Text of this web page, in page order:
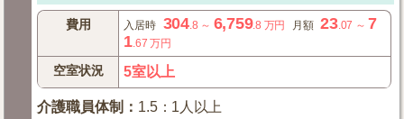
費用 入居時 304.8 ～ 6,759.8 万円 月額 23.07 ～ 7
1 .67 万円
空室状況 5室以上
介護職員体制 ： 1.5：1人以上